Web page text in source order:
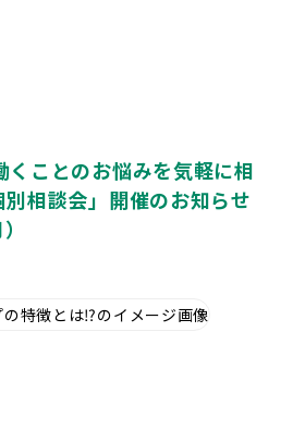
くことのお悩みを気軽に相
相談会」開催のお知らせ